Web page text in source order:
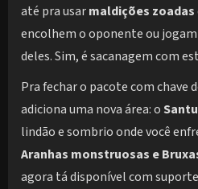
até pra usarmaldições zoadas
encolhem o oponente ou
deles. Sim, é sacanagem com
Pra fechar o pacote com chave
adiciona uma nova área: o
lindão e sombrio onde você
Aranhas monstruosas e
agora tá disponível com